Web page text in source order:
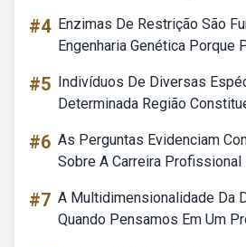
#4 Enzimas De Restrição São
Engenharia Genética Porque
#5 Indivíduos De Diversas
Determinada Região
#6 As Perguntas Evidenciam
Sobre A Carreira Profissional
#7 A Multidimensionalidade Da
Quando Pensamos Em Um